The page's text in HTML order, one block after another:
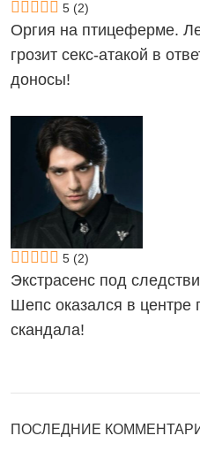
5 (2)
Оргия на птицеферме.
грозит секс-атакой в
доносы!
5 (2)
Экстрасенс под
Шепс оказался в центре
скандала!
ПОСЛЕДНИЕ